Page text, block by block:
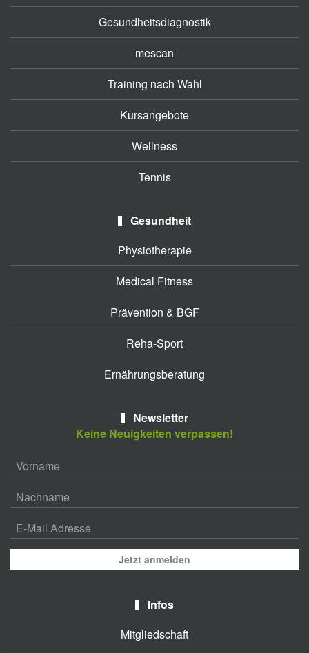
Gesundheitsdiagnostik
mescan
Training nach Wahl
Kursangebote
Wellness
Tennis
Gesundheit
Physiotherapie
Medical Fitness
Prävention & BGF
Reha-Sport
Ernährungsberatung
Newsletter
Keine Neuigkeiten verpassen!
Jetzt anmelden
Infos
Mitgliedschaft